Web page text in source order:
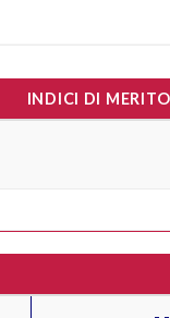
INDICI DI MERITO